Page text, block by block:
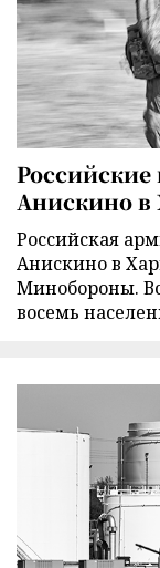
Российские
Анискино в
Российская
Анискино в
Минобороны.
восемь